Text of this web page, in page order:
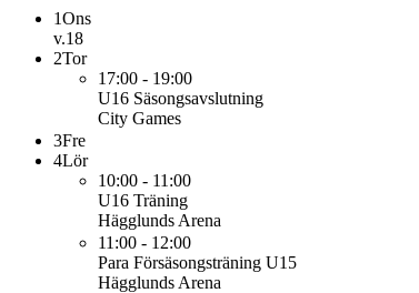
1Ons
v.18
2Tor
17:00 - 19:00
U16 Säsongsavslutning
City Games
3Fre
4Lör
10:00 - 11:00
U16 Träning
Hägglunds Arena
11:00 - 12:00
Para Försäsongsträning U15
Hägglunds Arena